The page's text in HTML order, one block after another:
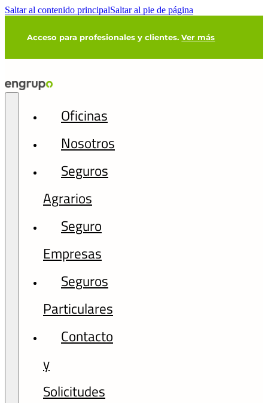
Saltar al contenido principalSaltar al pie de página
Acceso para profesionales y clientes.Ver más
Oficinas
Nosotros
Seguros
Agrarios
Seguro
Empresas
Seguros
Particulares
Contacto
y
Solicitudes